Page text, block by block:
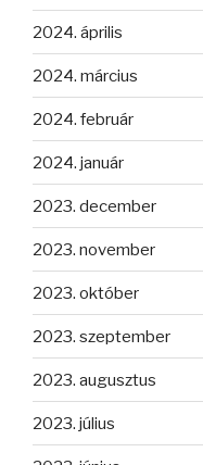
2024. április
2024. március
2024. február
2024. január
2023. december
2023. november
2023. október
2023. szeptember
2023. augusztus
2023. július